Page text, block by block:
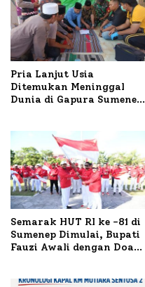
Pria Lanjut Usia
Ditemukan Meninggal
Dunia di Gapura Sumenep,
Semarak HUT RI ke -81 di
Sumenep Dimulai, Bupati
Fauzi Awali dengan Doa